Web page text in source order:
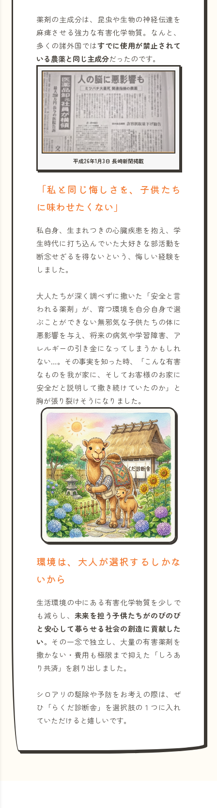
薬剤の主成分は、昆虫や生物の神経伝達を
麻痺させる強力な有害化学物質。なんと、
多くの諸外国ではすでに使用が禁止されて
いる農薬と同じ主成分だったのです。
平成26年1月3日 長崎新聞掲載
「私と同じ悔しさを、子供たち
に味わせたくない」
私自身、生まれつきの心臓疾患を抱え、学
生時代に打ち込んでいた大好きな部活動を
断念せざるを得ないという、悔しい経験を
しました。
大人たちが深く調べずに撒いた「安全と言
われる薬剤」が、育つ環境を自分自身で選
ぶことができない無邪気な子供たちの体に
悪影響を与え、将来の病気や学習障害、ア
レルギーの引き金になってしまうかもしれ
ない…。その事実を知った時、「こんな有害
なものを我が家に、そしてお客様のお家に
安全だと説明して撒き続けていたのか」と
胸が張り裂けそうになりました。
環境は、大人が選択するしかな
いから
生活環境の中にある有害化学物質を少しで
も減らし、 未来を担う子供たちがのびのび
と安心して暮らせる社会の創造に貢献した
い。その一念で独立し、大量の有害薬剤を
撒かない・費用も極限まで抑えた「しろあ
り共済」を創り出しました。
シロアリの駆除や予防をお考えの際は、ぜ
ひ「らくだ診断舎」を選択肢の１つに入れ
ていただけると嬉しいです。